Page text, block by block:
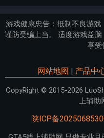
游戏健康忠告：抵制不良游戏
谨防受骗上当。 适度游戏益
享受
网站地图 | 产品中
CopyRight © 2015-2026
上辅助
陕ICP备